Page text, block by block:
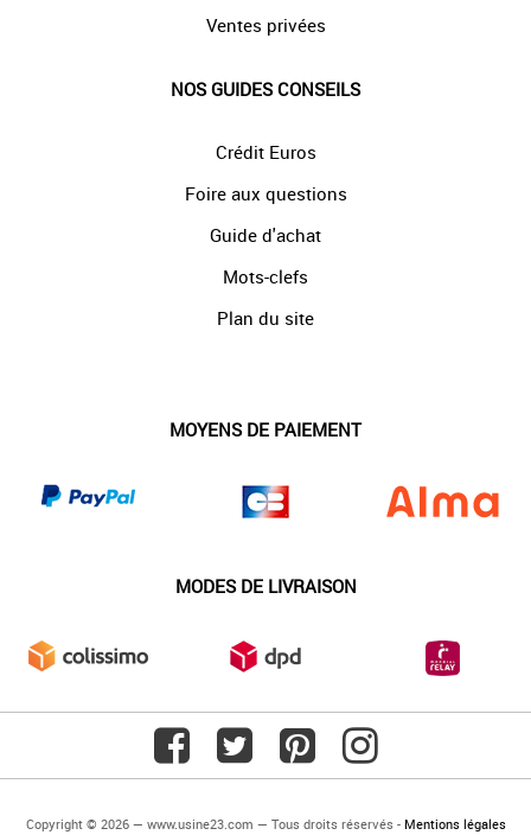
Ventes privées
NOS GUIDES CONSEILS
Crédit Euros
Foire aux questions
Guide d'achat
Mots-clefs
Plan du site
MOYENS DE PAIEMENT
MODES DE LIVRAISON
Copyright © 2026 — www.usine23.com — Tous droits réservés - Mentions légales